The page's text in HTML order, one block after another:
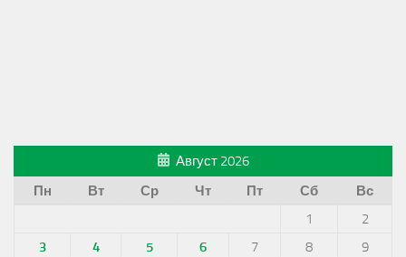
Август 2026
Пн
Вт Ср Чт Пт Сб
Вс
1
2
3
4 5 6 7 8
9